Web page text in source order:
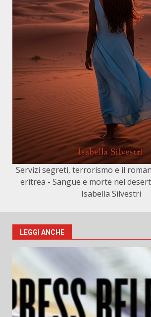
Servizi segreti, terrorismo e il
eritrea - Sangue e morte nel
Isabella Silvestri
LEGGI ANCHE